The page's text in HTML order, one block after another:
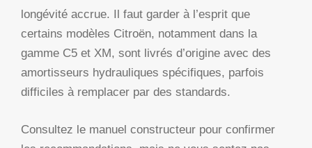
longévité accrue. Il faut garder à l’esprit que
certains modèles Citroën, notamment dans la
gamme C5 et XM, sont livrés d’origine avec des
amortisseurs hydrauliques spécifiques, parfois
difficiles à remplacer par des standards.
Consultez le manuel constructeur pour confirmer